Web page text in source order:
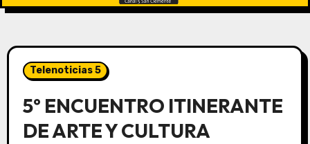
Telenoticias 5
5º ENCUENTRO ITINERANTE
DE ARTE Y CULTURA